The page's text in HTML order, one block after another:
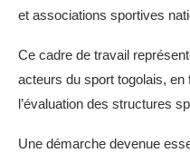
et associations sportives
Ce cadre de travail
acteurs du sport togolais,
l’évaluation des structures
Une démarche devenue